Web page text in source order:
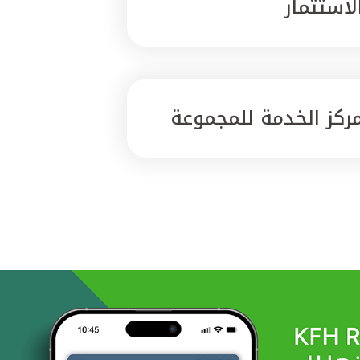
الخدمة للمجموعة